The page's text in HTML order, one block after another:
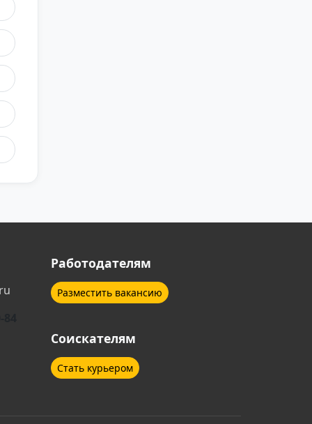
Работодателям
Разместить вакансию
Соискателям
Стать курьером